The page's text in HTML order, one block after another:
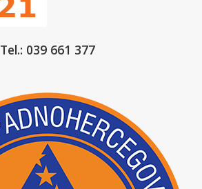
Tel.: 039 661 377